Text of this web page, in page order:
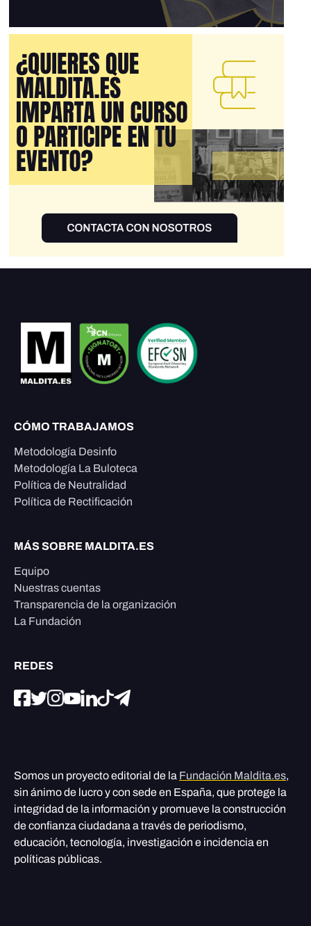
CÓMO TRABAJAMOS
Metodología Desinfo
Metodología La Buloteca
Política de Neutralidad
Política de Rectificación
MÁS SOBRE MALDITA.ES
Equipo
Nuestras cuentas
Transparencia de la organización
La Fundación
REDES
Somos un proyecto editorial de la Fundación Maldita.es,
sin ánimo de lucro y con sede en España, que protege la
integridad de la información y promueve la construcción
de confianza ciudadana a través de periodismo,
educación, tecnología, investigación e incidencia en
políticas públicas.